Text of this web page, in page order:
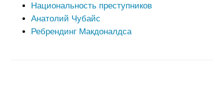
Национальность преступников
Анатолий Чубайс
Ребрендинг Макдоналдса